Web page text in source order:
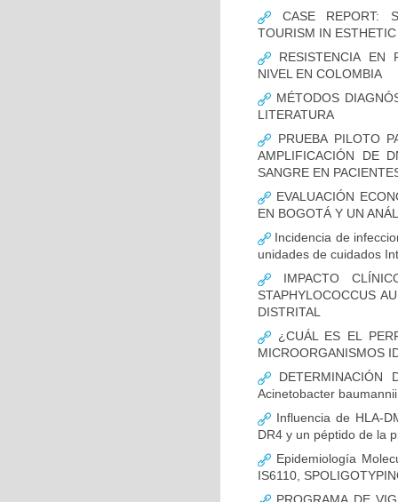
CASE REPORT:
TOURISM IN
RESISTENCIA EN
NIVEL EN COLOMBIA
MÉTODOS
LITERATURA
PRUEBA PILOTO
AMPLIFICACIÓN DE
SANGRE EN
EVALUACIÓN
EN BOGOTÁ Y UN
Incidencia de
unidades de cuidados
IMPACTO
STAPHYLOCOCCUS
DISTRITAL
¿CUÁL ES EL
MICROORGANISMOS
DETERMINACIÓN
Acinetobacter
Influencia de HLA-
DR4 y un péptido de la
Epidemiología
IS6110,